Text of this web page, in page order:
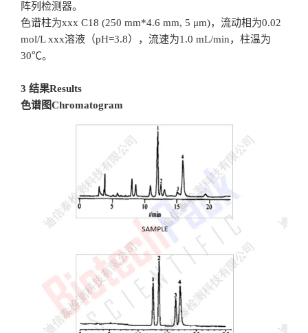
阵列检测器。
色谱柱为xxx C18 (250 mm*4.6 mm, 5 μm)，流动相为0.02
mol/L xxx溶液（pH=3.8），流速为1.0 mL/min，柱温为
30℃。
3 结果Results
色谱图Chromatogram